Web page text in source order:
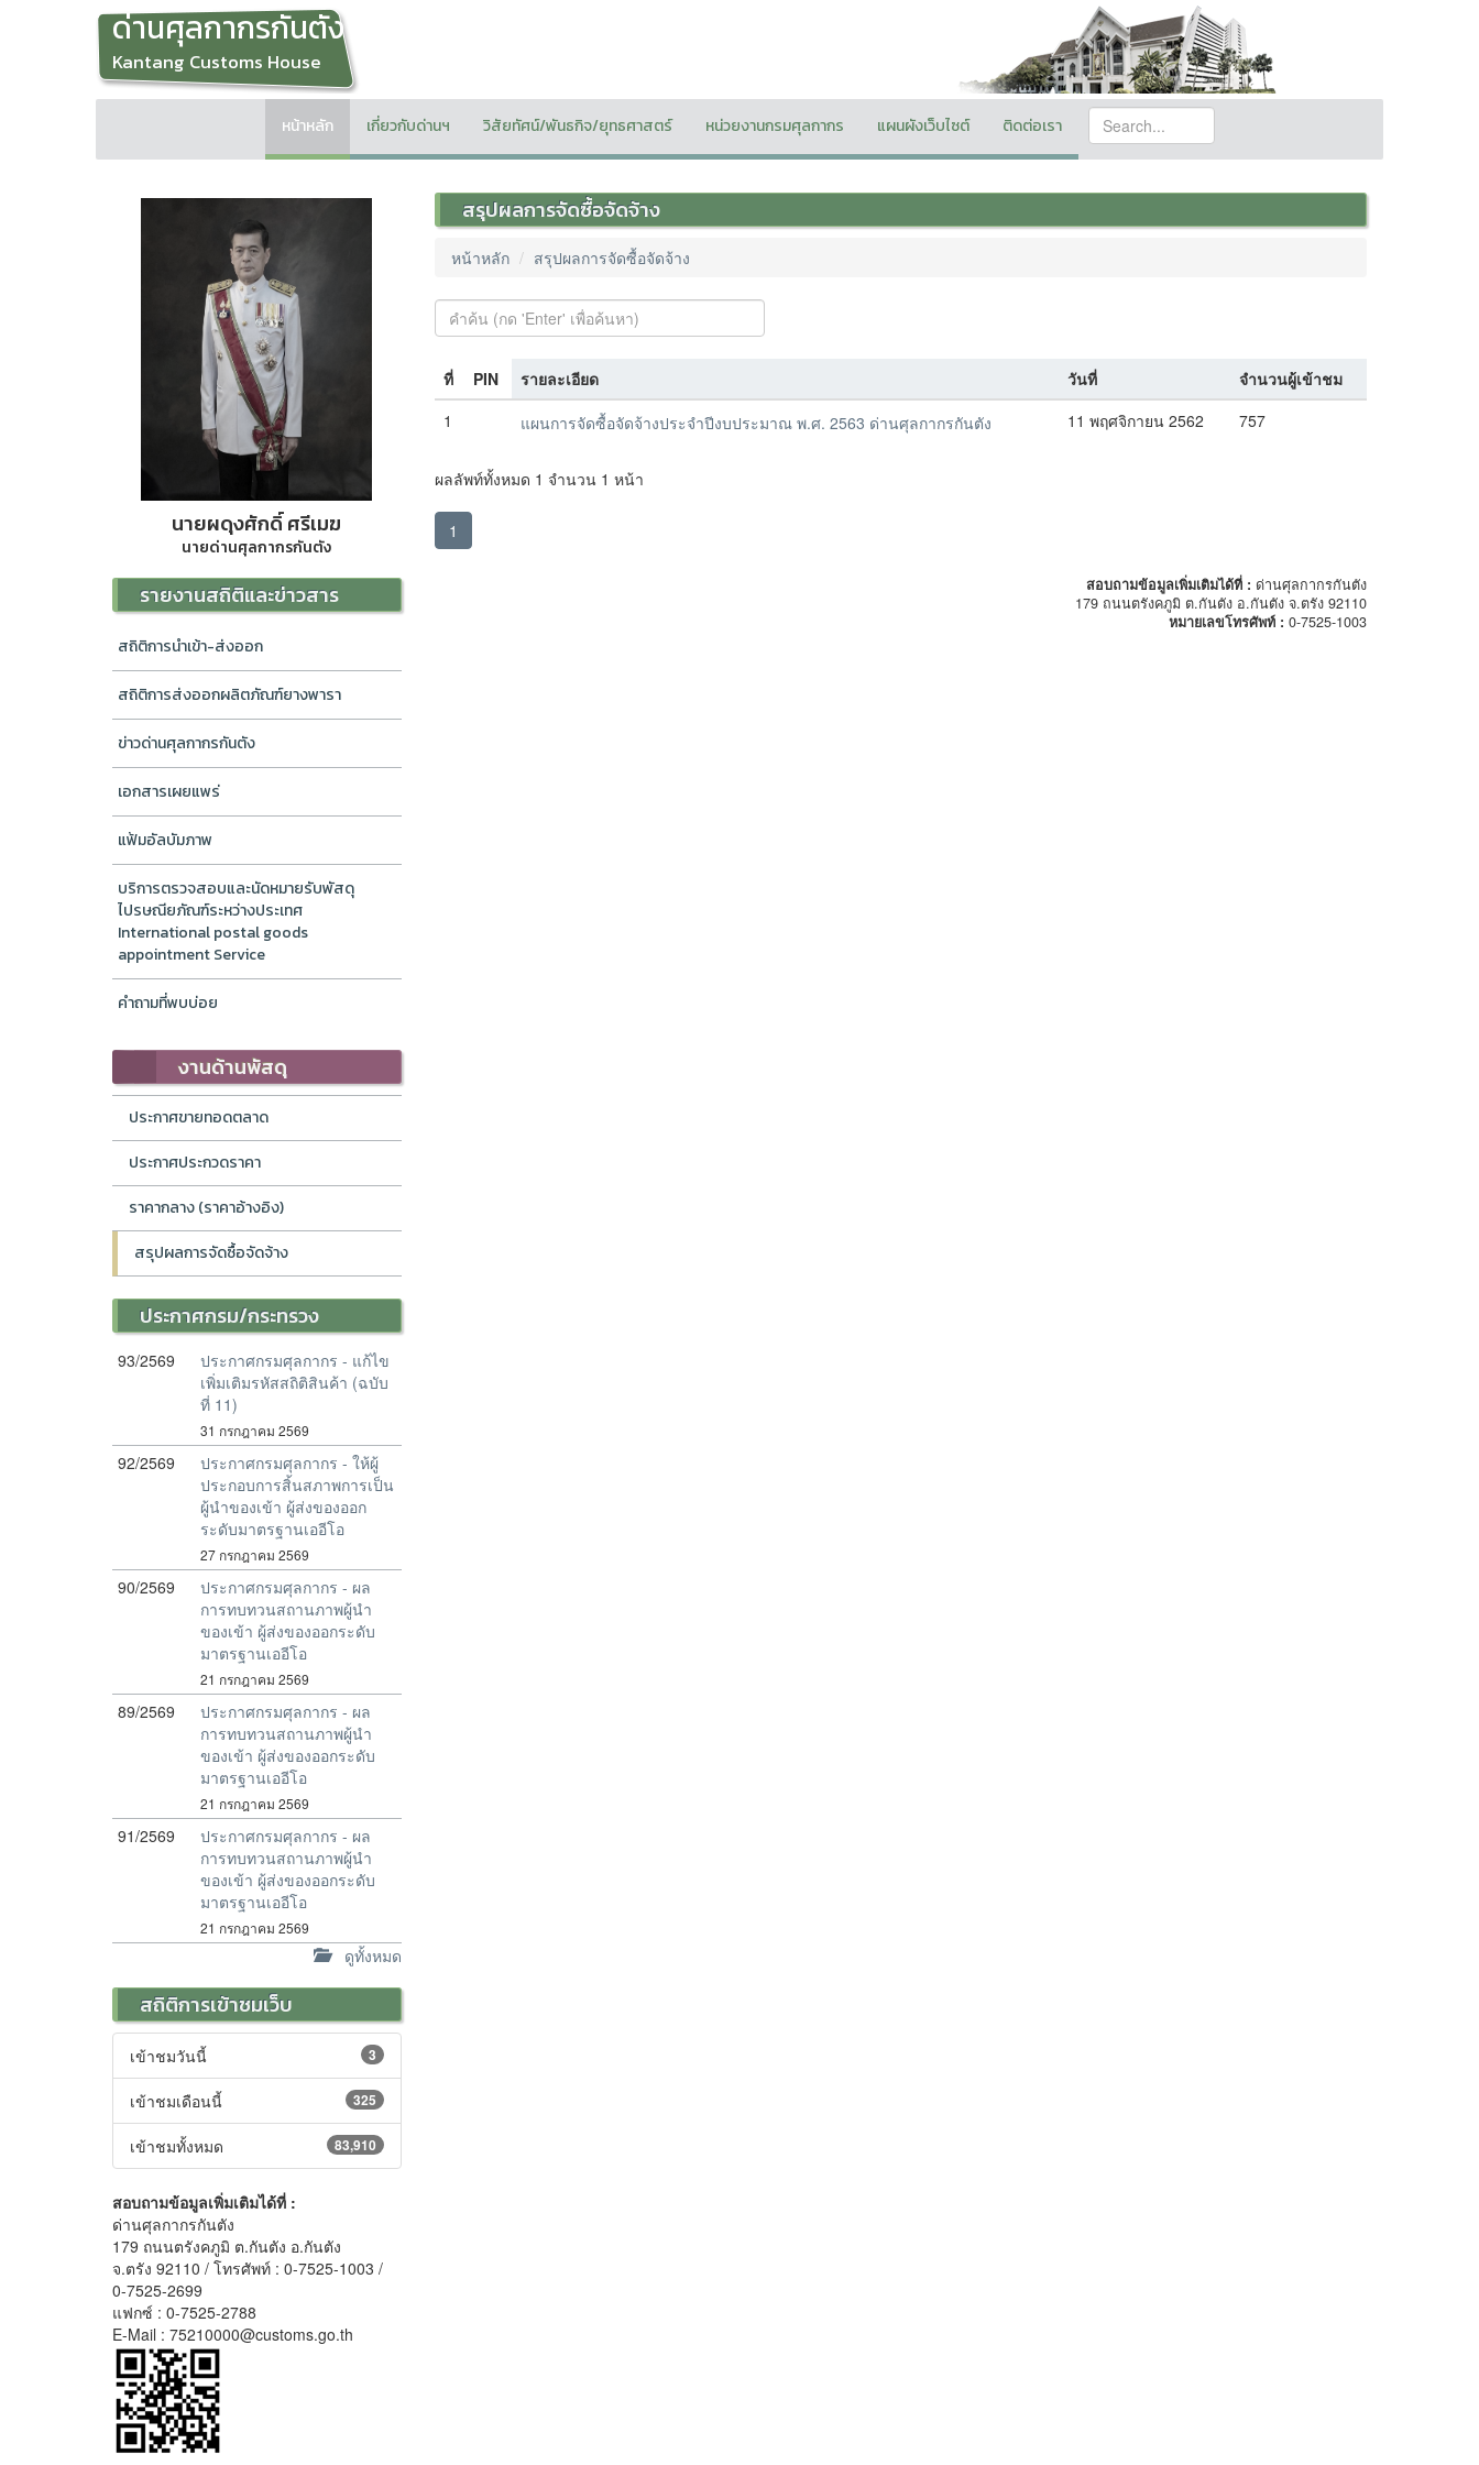
ด่านศุลกากรกันตัง
Kantang Customs House
หน้าหลัก เกี่ยวกับด่านฯ วิสัยทัศน์/พันธกิจ/ยุทธศาสตร์ หน่วยงานกรมศุลกากร แผนผังเว็บไซต์ ติดต่อเรา
นายผดุงศักดิ์ ศรีเมฆ
นายด่านศุลกากรกันตัง
รายงานสถิติและข่าวสาร
สถิติการนำเข้า-ส่งออก
สถิติการส่งออกผลิตภัณฑ์ยางพารา
ข่าวด่านศุลกากรกันตัง
เอกสารเผยแพร่
แฟ้มอัลบัมภาพ
บริการตรวจสอบและนัดหมายรับพัสดุ
ไปรษณียภัณฑ์ระหว่างประเทศ
International postal goods
appointment Service
คำถามที่พบบ่อย
งานด้านพัสดุ
ประกาศขายทอดตลาด
ประกาศประกวดราคา
ราคากลาง (ราคาอ้างอิง)
สรุปผลการจัดซื้อจัดจ้าง
ประกาศกรม/กระทรวง
93/2569
ประกาศกรมศุลกากร - แก้ไข
เพิ่มเติมรหัสสถิติสินค้า (ฉบับ
ที่ 11)
31 กรกฎาคม 2569
92/2569
ประกาศกรมศุลกากร - ให้ผู้
ประกอบการสิ้นสภาพการเป็น
ผู้นำของเข้า ผู้ส่งของออก
ระดับมาตรฐานเออีโอ
27 กรกฎาคม 2569
90/2569
ประกาศกรมศุลกากร - ผล
การทบทวนสถานภาพผู้นำ
ของเข้า ผู้ส่งของออกระดับ
มาตรฐานเออีโอ
21 กรกฎาคม 2569
89/2569
ประกาศกรมศุลกากร - ผล
การทบทวนสถานภาพผู้นำ
ของเข้า ผู้ส่งของออกระดับ
มาตรฐานเออีโอ
21 กรกฎาคม 2569
91/2569
ประกาศกรมศุลกากร - ผล
การทบทวนสถานภาพผู้นำ
ของเข้า ผู้ส่งของออกระดับ
มาตรฐานเออีโอ
21 กรกฎาคม 2569
ดูทั้งหมด
สถิติการเข้าชมเว็บ
3
เข้าชมวันนี้
325
เข้าชมเดือนนี้
83,910
เข้าชมทั้งหมด
สอบถามข้อมูลเพิ่มเติมได้ที่ :
ด่านศุลกากรกันตัง
179 ถนนตรังคภูมิ ต.กันตัง อ.กันตัง
จ.ตรัง 92110 / โทรศัพท์ : 0-7525-1003 /
0-7525-2699
แฟกซ์ : 0-7525-2788
E-Mail : 75210000@customs.go.th
สรุปผลการจัดซื้อจัดจ้าง
หน้าหลัก สรุปผลการจัดซื้อจัดจ้าง
ที่ PIN รายละเอียด วันที่
จำนวนผู้เข้าชม
1
แผนการจัดซื้อจัดจ้างประจำปีงบประมาณ พ.ศ. 2563 ด่านศุลกากรกันตัง 11 พฤศจิกายน 2562 757
ผลลัพท์ทั้งหมด 1 จำนวน 1 หน้า
1
สอบถามข้อมูลเพิ่มเติมได้ที่ : ด่านศุลกากรกันตัง
179 ถนนตรังคภูมิ ต.กันตัง อ.กันตัง จ.ตรัง 92110
หมายเลขโทรศัพท์ : 0-7525-1003